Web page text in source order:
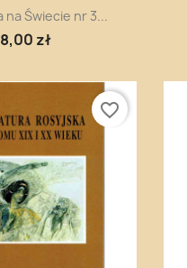
podgląd
Świecie nr 3...
8,00 zł
favorite_border